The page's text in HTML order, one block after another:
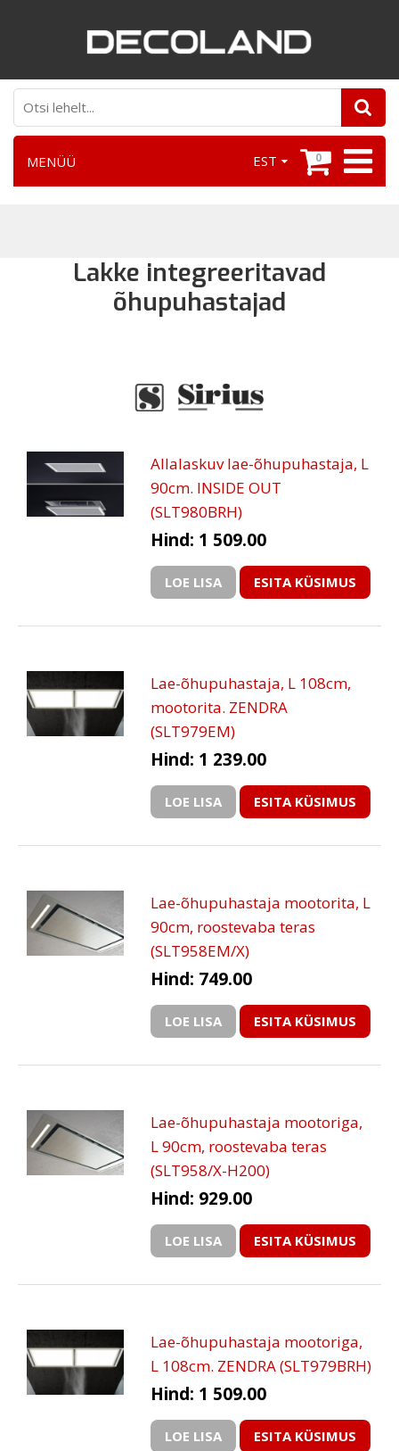
EST 0
MENÜÜ
Lakke integreeritavad
õhupuhastajad
Allalaskuv lae-õhupuhastaja, L
90cm. INSIDE OUT
(SLT980BRH)
Hind: 1 509.00
LOE LISA ESITA KÜSIMUS
Lae-õhupuhastaja, L 108cm,
mootorita. ZENDRA
(SLT979EM)
Hind: 1 239.00
LOE LISA ESITA KÜSIMUS
Lae-õhupuhastaja mootorita, L
90cm, roostevaba teras
(SLT958EM/X)
Hind: 749.00
LOE LISA ESITA KÜSIMUS
Lae-õhupuhastaja mootoriga,
L 90cm, roostevaba teras
(SLT958/X-H200)
Hind: 929.00
LOE LISA ESITA KÜSIMUS
Lae-õhupuhastaja mootoriga,
L 108cm. ZENDRA (SLT979BRH)
Hind: 1 509.00
LOE LISA ESITA KÜSIMUS